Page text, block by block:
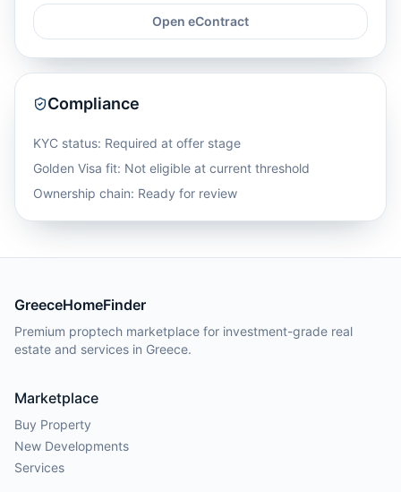
Open eContract
Compliance
KYC status: Required at offer stage
Golden Visa fit: Not eligible at current threshold
Ownership chain: Ready for review
GreeceHomeFinder
Premium proptech marketplace for investment-grade real
estate and services in Greece.
Marketplace
Buy Property
New Developments
Services